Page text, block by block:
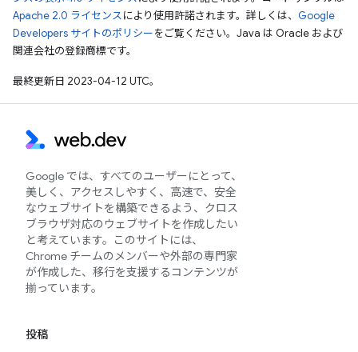
Apache 2.0 ライセンスにより使用許諾されます。詳しくは、 Google
Developers サイトのポリシーをご覧ください。Java は Oracle および
関連会社の登録商標です。
最終更新日 2023-04-12 UTC。
Google では、すべてのユーザーにとって、
美しく、アクセスしやすく、高速で、安全
なウェブサイトを構築できるよう、クロス
ブラウザ対応のウェブサイトを作成したい
と考えています。このサイトには、
Chrome チームのメンバーや外部の専門家
が作成した、移行を支援するコンテンツが
揃っています。
投稿